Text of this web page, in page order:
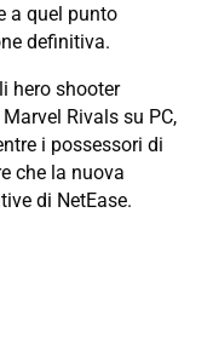
a quel punto
definitiva.
hero shooter
Rivals su PC,
i possessori di
che la nuova
di NetEase.